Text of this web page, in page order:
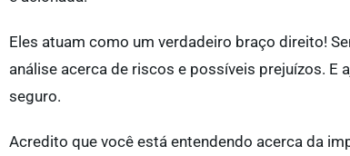
Eles atuam como um verdadeiro braço direito!
análise acerca de riscos e possíveis prejuízos. E
seguro.
Acredito que você está entendendo acerca da